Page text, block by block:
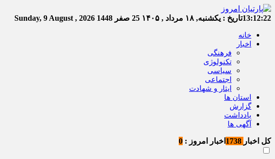
13:12:22تاریخ : یکشنبه, ۱۸ مرداد , ۱۴۰۵ 25 صفر 1448
خانه
اخبار
فرهنگی
تکنولوژی
سیاسی
اجتماعی
ایثار و شهادت
استان ها
گزارش
یادداشت
آگهی ها
کل اخبار اخبار امروز : 0